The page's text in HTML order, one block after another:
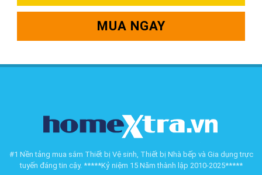
MUA NGAY
#1 Nền tảng mua sắm Thiết bị Vệ sinh, Thiết bị Nhà bếp và Gia dụng trực
tuyến đáng tin cậy. *****Kỷ niệm 15 Năm thành lập 2010-2025*****